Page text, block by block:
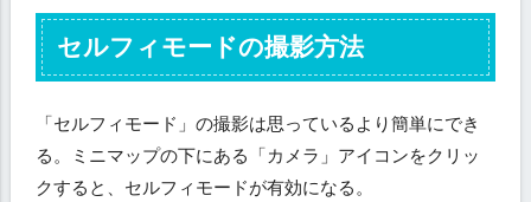
ー
ド
存
ス
ク
セルフィモードの撮影方法
「セルフィモード」の撮影は思っているより簡単にでき
る。ミニマップの下にある「カメラ」アイコンをクリッ
クすると、セルフィモードが有効になる。